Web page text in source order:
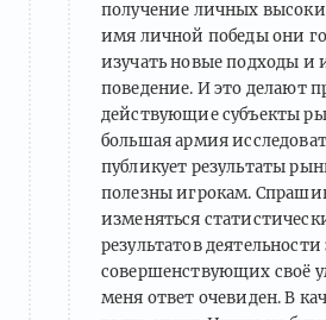
получение личных
имя личной победы они
изучать новые подходы и
поведение. И это делают
действующие субъекты
большая армия
публикует результаты
полезны игрокам.
изменяться
результатов
совершенствующих своё
меня ответ очевиден. В